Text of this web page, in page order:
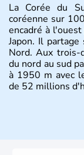
La Corée du
coréenne sur
encadré à
Japon. Il
Nord. Aux trois-
du nord au sud
à 1950 m avec
de 52 millions
Histoire et